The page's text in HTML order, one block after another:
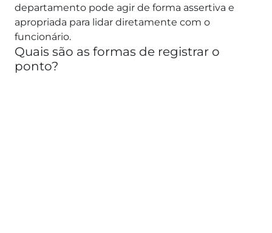
departamento pode agir de forma assertiva e
apropriada para lidar diretamente com o
funcionário.
Quais são as formas de registrar o
ponto?